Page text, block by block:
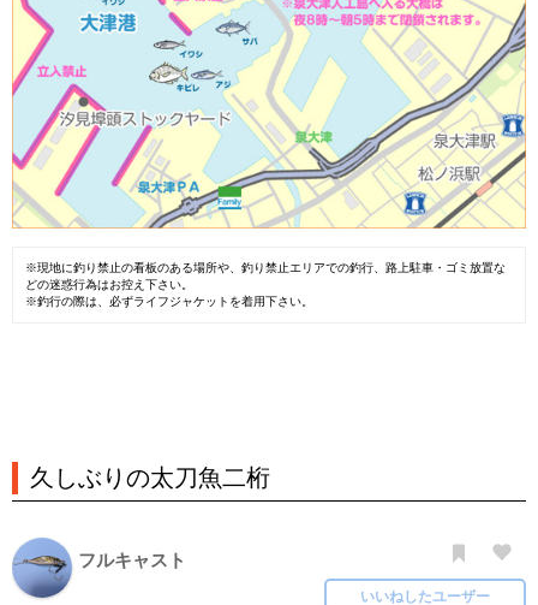
※現地に釣り禁止の看板のある場所や、釣り禁止エリアでの釣行、路上駐車・ゴミ放置な
どの迷惑行為はお控え下さい。
※釣行の際は、必ずライフジャケットを着用下さい。
久しぶりの太刀魚二桁
フルキャスト
いいねしたユーザー